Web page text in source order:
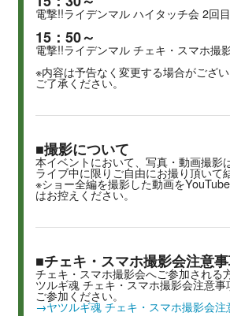
電撃!!ライデンマル ハイタッチ会 2回目
15：50～
電撃!!ライデンマル チェキ・スマホ撮
※内容は予告なく変更する場合がござ
ご了承ください。
■撮影について
本イベントにおいて、写真・動画撮影
ライブ中に限りご自由にお撮り頂いて
※ショー全編を撮影した動画を
はお控えください。
■チェキ・スマホ撮影会注意
チェキ・スマホ撮影会へご参加される
ツルギ魂 チェキ・スマホ撮影会注意事
ご参加ください。
→ヤツルギ魂 チェキ・スマホ撮影会注